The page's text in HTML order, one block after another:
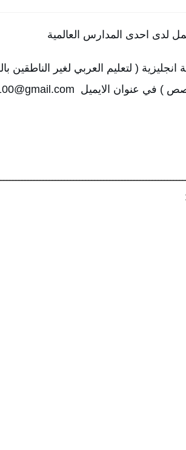
لدى احدى المدارس العالمية
( لتعليم العربي لغير الناطقين
) في عنوان الايميل